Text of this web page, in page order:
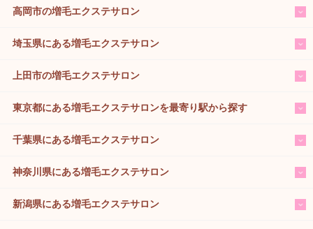
高岡市の増毛エクステサロン
埼玉県にある増毛エクステサロン
上田市の増毛エクステサロン
東京都にある増毛エクステサロンを最寄り駅から探す
千葉県にある増毛エクステサロン
神奈川県にある増毛エクステサロン
新潟県にある増毛エクステサロン